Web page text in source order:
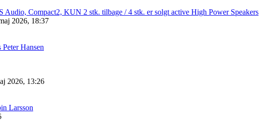
Compact2, KUN 2 stk. tilbage / 4 stk. er solgt active High Power Speakers
2026, 18:37
Peter Hansen
2026, 13:26
Larsson